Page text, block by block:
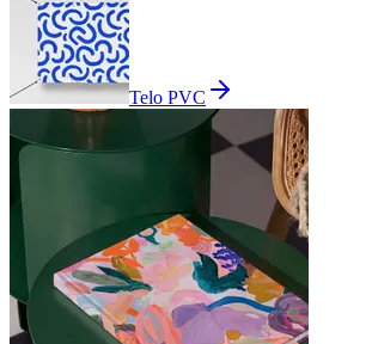
Telo PVC